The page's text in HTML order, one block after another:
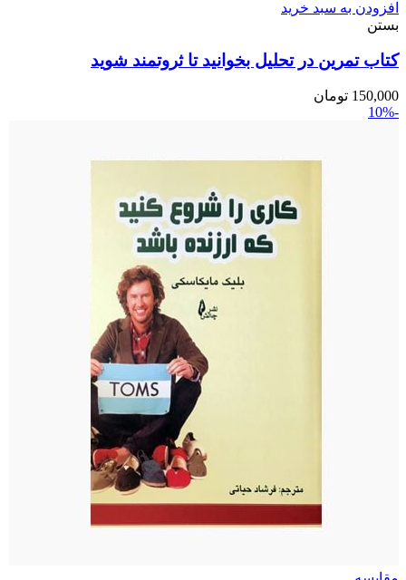
افزودن به سبد خرید
بستن
کتاب تمرین در تحلیل بخوانید تا ثروتمند شوید
150,000 تومان
-10%